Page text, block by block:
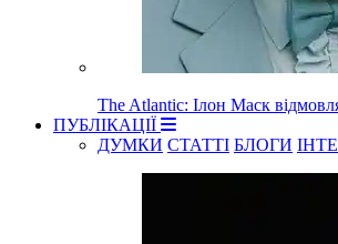
The Atlantic: Ілон Маск
ПУБЛІКАЦІЇ
ДУМКИ СТАТТІ БЛОГИ